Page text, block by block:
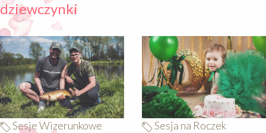
dziewczynki
640
Sesje Wizerunkowe
640
Sesja na Roczek